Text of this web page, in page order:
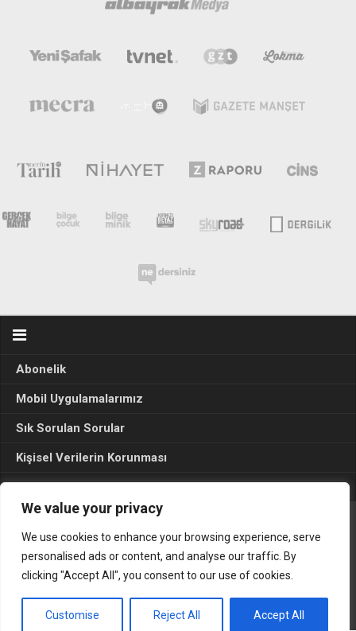
We value your privacy
We use cookies to enhance your browsing experience, serve
personalised ads or content, and analyse our traffic. By
clicking "Accept All", you consent to our use of cookies.
Customise Reject All Accept All
Abonelik
Mobil Uygulamalarımız
Sık Sorulan Sorular
Kişisel Verilerin Korunması
Seçim Sonuçları 2024
Gerçek Hayat © 2015. Her hakkı sakldır.